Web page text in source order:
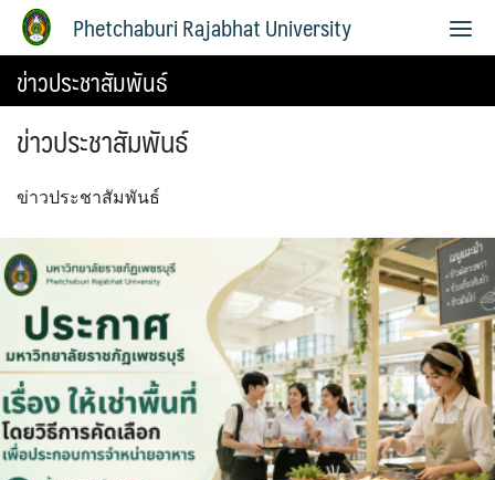
Phetchaburi Rajabhat University
ข่าวประชาสัมพันธ์
ข่าวประชาสัมพันธ์
ข่าวประชาสัมพันธ์